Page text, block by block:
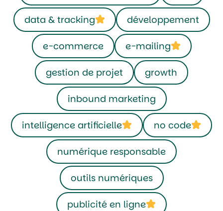
data & tracking développement
e-commerce e-mailing
gestion de projet growth
inbound marketing
intelligence artificielle no code
numérique responsable
outils numériques
publicité en ligne